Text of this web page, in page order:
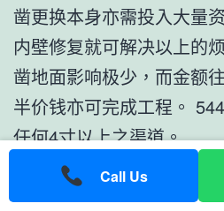
凿更换本身亦需投入大量
内壁修复就可解决以上的
凿地面影响极少，而金额
半价钱亦可完成工程。
任何4寸以上之渠道。
需为渠道进行一次事前
及是否可即时进行此工程
Call Us